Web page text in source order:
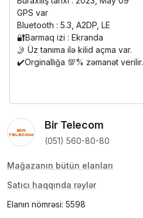
GPS var
Bluetooth : 5.3, A2DP, LE
🔐Barmaq izi : Ekranda
🤳 Üz tanıma ilə kilid açma var.
✔️Orginallığa 💯% zəmanət verilir.
Bir Telecom
(051) 560-80-80
Mağazanın bütün elanları
Satıcı haqqında rəylər
Elanın nömrəsi: 5598